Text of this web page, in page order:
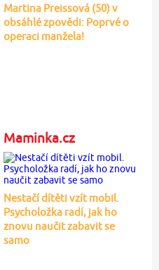
Martina Preissová (50) v
obsáhlé zpovědi: Poprvé o
operaci manžela!
Maminka.cz
Nestačí dítěti vzít mobil.
Psycholožka radí, jak ho
znovu naučit zabavit se
samo